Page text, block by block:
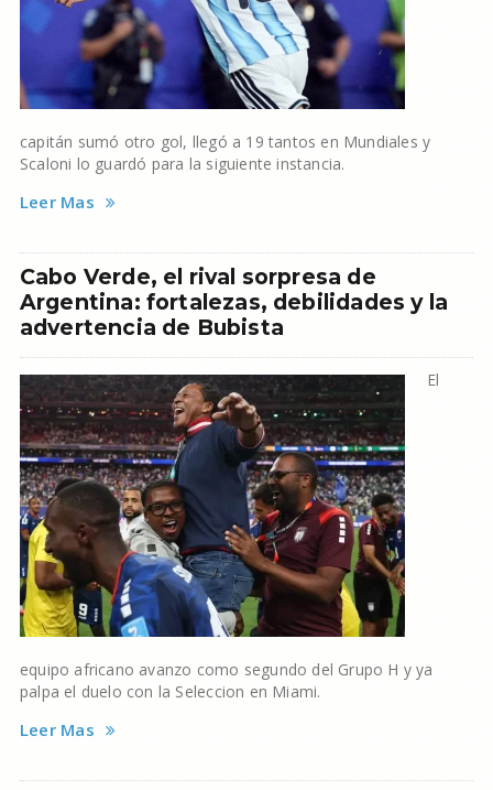
capitán sumó otro gol, llegó a 19 tantos en Mundiales y
Scaloni lo guardó para la siguiente instancia.
Leer Mas
Cabo Verde, el rival sorpresa de
Argentina: fortalezas, debilidades y la
advertencia de Bubista
El
equipo africano avanzo como segundo del Grupo H y ya
palpa el duelo con la Seleccion en Miami.
Leer Mas